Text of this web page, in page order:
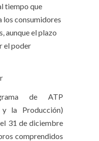
tiempo que
los consumidores
aunque el plazo
el poder
de ATP
la Producción)
31 de diciembre
comprendidos